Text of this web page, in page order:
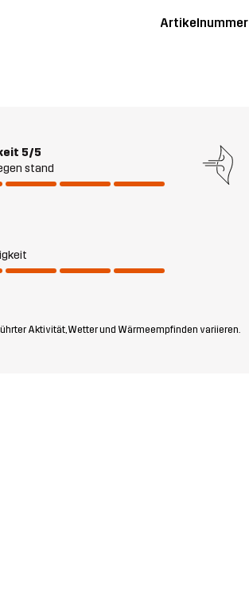
Artikelnummer
5/5
stand
Aktivität, Wetter und Wärmeempfinden variieren.